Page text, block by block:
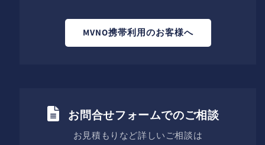
MVNO携帯利用のお客様へ
お問合せフォームでのご相談
お見積もりなど詳しいご相談は